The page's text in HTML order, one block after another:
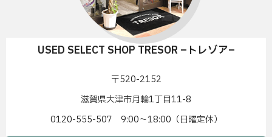
USED SELECT SHOP TRESOR –トレゾア–
〒520-2152
滋賀県大津市月輪1丁目11-8
0120-555-507 9:00〜18:00（日曜定休）